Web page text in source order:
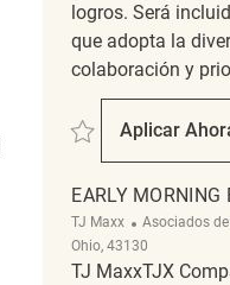
logros. Será
que adopta la
colaboración y
Salvar Retail Early
Aplicar
EARLY MORNING
TJ Maxx Categoría
Asociados
Ohio, 43130
TJ MaxxTJX